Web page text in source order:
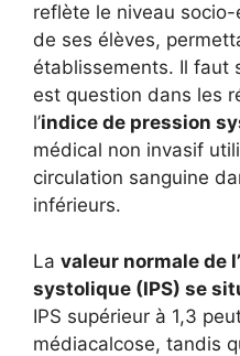
reflète le niveau
de ses élèves,
établissements. Il faut
est question dans les
l’indice de pression
médical non invasif
circulation sanguine
inférieurs.
La valeur normale de
systolique (IPS) se
IPS supérieur à 1,3
médiacalcose, tandis